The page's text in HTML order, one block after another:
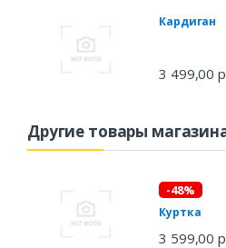
Кардиган
3 499,00
Другие товары
-48%
Куртка
3 599,00